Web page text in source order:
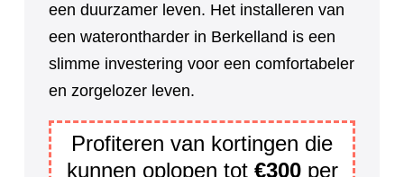
een duurzamer leven. Het installeren van
een waterontharder in Berkelland is een
slimme investering voor een comfortabeler
en zorgelozer leven.
Profiteren van kortingen die
kunnen oplopen tot €300 per